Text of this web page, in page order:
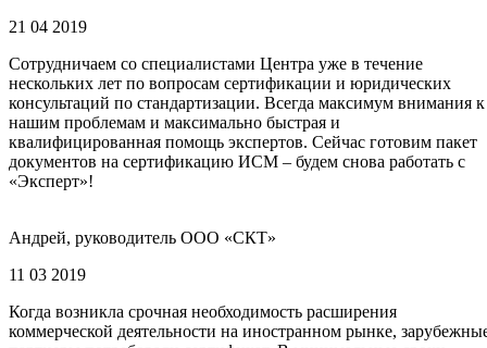
21 04 2019
Сотрудничаем со специалистами Центра уже в течение
нескольких лет по вопросам сертификации и юридических
консультаций по стандартизации. Всегда максимум внимания к
нашим проблемам и максимально быстрая и
квалифицированная помощь экспертов. Сейчас готовим пакет
документов на сертификацию ИСМ – будем снова работать с
«Эксперт»!
Андрей, руководитель ООО «СКТ»
11 03 2019
Когда возникла срочная необходимость расширения
коммерческой деятельности на иностранном рынке,